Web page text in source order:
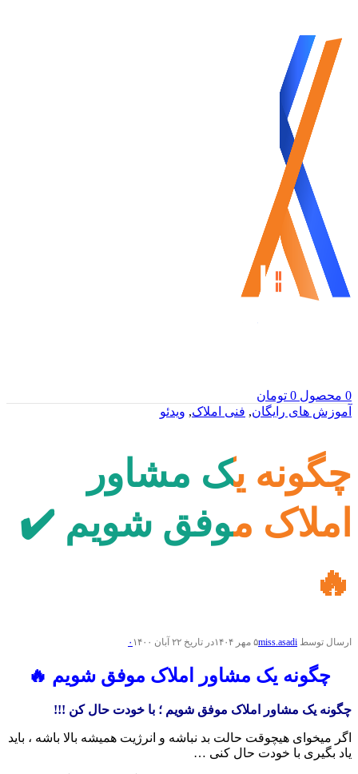
0 محصول 0 تومان
آموزش های رایگان, فنی املاک, ویدئو
چگونه یک مشاور
املاک موفق شویم ✔️
🔥
ارسال توسط miss.asadi۵ مهر ۱۴۰۴ در تاریخ ۲۲ آبان ۱۴۰۰ ۰
چگونه یک مشاور املاک موفق شویم 🔥
چگونه یک مشاور املاک موفق شویم ؛ با خودت حال کن !!!
اگر میخوای هیچوقت حالت بد نباشه و انرژیت همیشه بالا باشه ، باید
یاد بگیری با خودت حال کنی …